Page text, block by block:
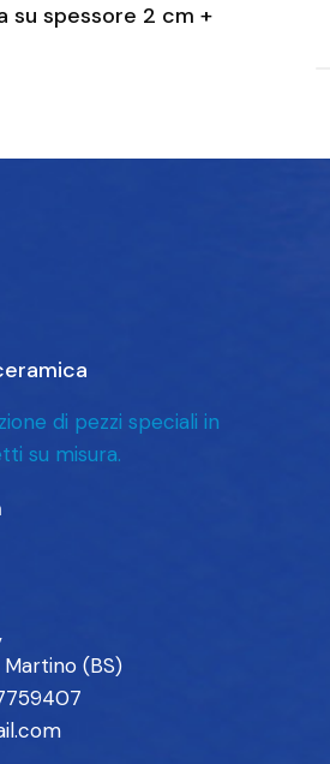
su spessore 2 cm +
di pezzi speciali in
su misura.
(BS)